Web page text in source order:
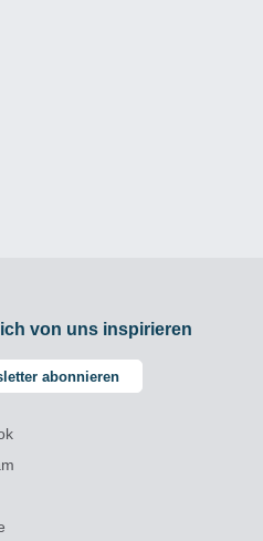
von uns inspirieren
abonnieren